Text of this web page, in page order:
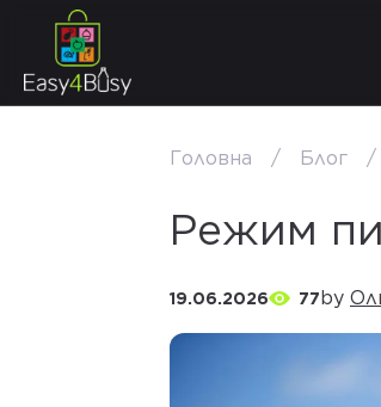
Головна Блог
Режим
19.06.2026 77 by